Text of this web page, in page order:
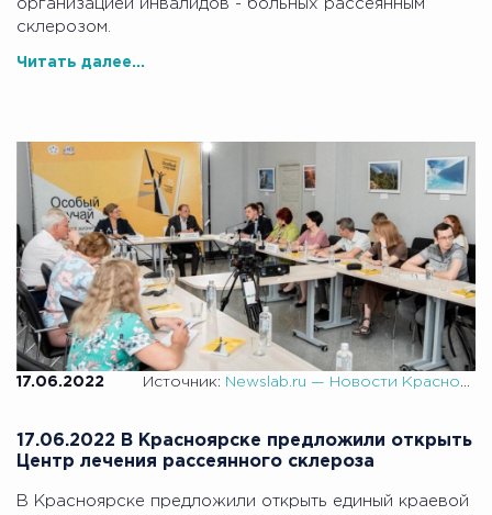
организацией инвалидов - больных рассеянным
склерозом.
Читать далее...
17.06.2022 Источник: Newslab.ru — Новости Красноярска
17.06.2022 В Красноярске предложили открыть
Центр лечения рассеянного склероза
В Красноярске предложили открыть единый краевой